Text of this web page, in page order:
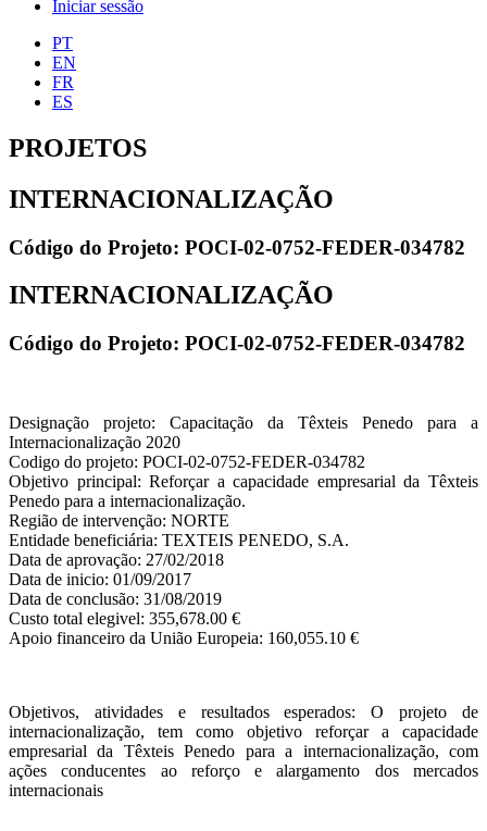
Iniciar sessão
PT
EN
FR
ES
PROJETOS
INTERNACIONALIZAÇÃO
Código do Projeto: POCI-02-0752-FEDER-034782
INTERNACIONALIZAÇÃO
Código do Projeto: POCI-02-0752-FEDER-034782
Designação projeto: Capacitação da Têxteis Penedo para a
Internacionalização 2020
Codigo do projeto: POCI-02-0752-FEDER-034782
Objetivo principal: Reforçar a capacidade empresarial da Têxteis
Penedo para a internacionalização.
Região de intervenção: NORTE
Entidade beneficiária: TEXTEIS PENEDO, S.A.
Data de aprovação: 27/02/2018
Data de inicio: 01/09/2017
Data de conclusão: 31/08/2019
Custo total elegivel: 355,678.00 €
Apoio financeiro da União Europeia: 160,055.10 €
Objetivos, atividades e resultados esperados: O projeto de
internacionalização, tem como objetivo reforçar a capacidade
empresarial da Têxteis Penedo para a internacionalização, com
ações conducentes ao reforço e alargamento dos mercados
internacionais